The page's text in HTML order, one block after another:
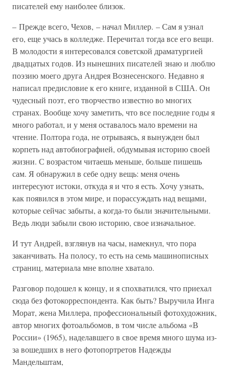
писателей ему наиболее близок.
– Прежде всего, Чехов, – начал Миллер. – Сам я узнал
его, еще учась в колледже. Перечитал тогда все его вещи.
В молодости я интересовался советской драматургией
двадцатых годов. Из нынешних писателей знаю и люблю
поэзию моего друга Андрея Вознесенского. Недавно я
написал предисловие к его книге, изданной в США. Он
чудесный поэт, его творчество известно во многих
странах. Вообще хочу заметить, что все последние годы я
много работал, и у меня оставалось мало времени на
чтение. Полтора года, не отрываясь, я вынужден был
корпеть над автобиографией, обдумывая историю своей
жизни. С возрастом читаешь меньше, больше пишешь
сам. Я обнаружил в себе одну вещь: меня очень
интересуют истоки, откуда я и что я есть. Хочу узнать,
как появился в этом мире, и порассуждать над вещами,
которые сейчас забыты, а когда-то были значительными.
Ведь люди забыли свою историю, свое изначальное.
И тут Андрей, взглянув на часы, намекнул, что пора
заканчивать. На полосу, то есть на семь машинописных
страниц, материала мне вполне хватало.
Разговор подошел к концу, и я спохватился, что приехал
сюда без фотокорреспондента. Как быть? Выручила Инга
Морат, жена Миллера, профессиональный фотохудожник,
автор многих фотоальбомов, в том числе альбома «В
России» (1965), наделавшего в свое время много шума из-
за вошедших в него фотопортретов Надежды
Мандельштам,